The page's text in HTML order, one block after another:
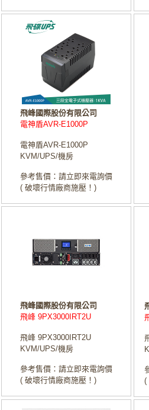
飛峰國際股份有限公司
電神盾AVR-E1000P
電神盾AVR-E1000P
KVM/UPS/機房
參考售價：請立即來電詢價
( 破壞行情廠商施壓！)
飛峰國際股份有限公司
飛峰 9PX3000IRT2U
飛峰 9PX3000IRT2U
KVM/UPS/機房
參考售價：請立即來電詢價
( 破壞行情廠商施壓！)
(